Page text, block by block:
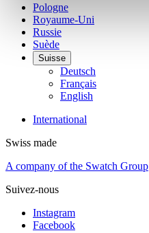
Pologne
Royaume-Uni
Russie
Suède
Suisse
Deutsch
Français
English
International
Swiss made
A company of the Swatch Group
Suivez-nous
Instagram
Facebook